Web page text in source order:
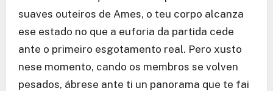
suaves outeiros de Ames, o teu corpo alcanza
ese estado no que a euforia da partida cede
ante o primeiro esgotamento real. Pero xusto
nese momento, cando os membros se volven
pesados, ábrese ante ti un panorama que te fai